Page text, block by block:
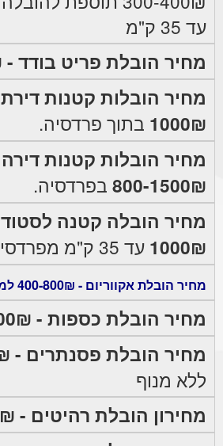
עד 35 ק"מ
מחיר הובלת פריט בודד - 150-800₪
1000₪ בתוך פרדסיה.
800-1500₪ בפרדסיה.
1000₪ עד 35 ק"מ מפרדסיה
מחיר הובלת אקווריום - 400-800₪ למידות סטנדרטיות
מחיר הובלת כספות - 400-800₪
מחיר הובלת פסנתרים - 500-2000₪
ללא מנוף
מחירון הובלת רהיטים - 300-500₪